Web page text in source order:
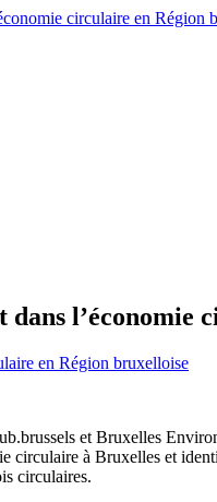
en Région bruxelloise
et Bruxelles
à Bruxelles et
circulaires.